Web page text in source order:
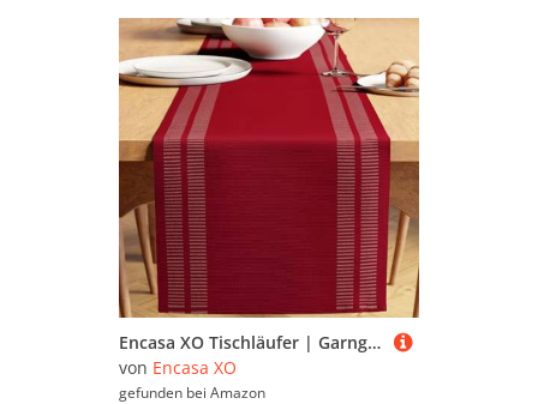
Encasa XO Tischläufer | Garngefärbte Feinripp-Baumwolle | Größe 32x183 cm | Leiter Rot | Maschinenwaschbar
von Encasa XO
gefunden bei Amazon